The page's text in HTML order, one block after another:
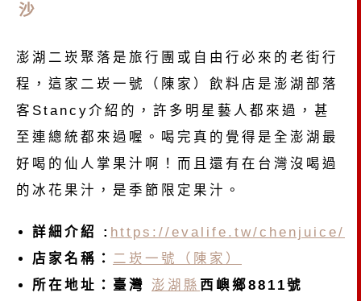
沙
澎湖二崁聚落是旅行團或自由行必來的老街行
程，這家二崁一號（陳家）飲料店是澎湖部落
客Stancy介紹的，許多明星藝人都來過，甚
至連總統都來過喔。喝完真的覺得是全澎湖最
好喝的仙人掌果汁啊！而且還有在台灣沒喝過
的冰花果汁，是季節限定果汁。
詳細介紹 : https://evalife.tw/chenjuice/
店家名稱：
二崁一號（陳家）
所在地址：臺灣 澎湖縣 西嶼鄉8811號